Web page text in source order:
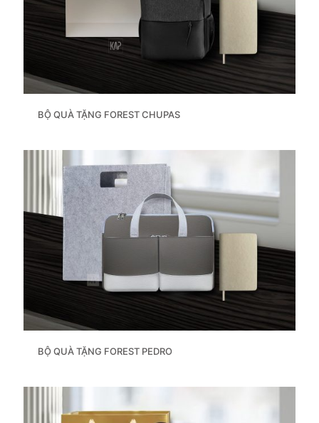
BỘ QUÀ TẶNG FOREST CHUPAS
BỘ QUÀ TẶNG FOREST PEDRO